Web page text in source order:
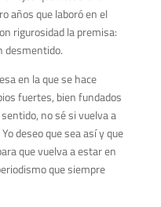
años que laboró en el
rigurosidad la premisa:
desmentido.
en la que se hace
fuertes, bien fundados
no sé si vuelva a
deseo que sea así y que
que vuelva a estar en
que siempre